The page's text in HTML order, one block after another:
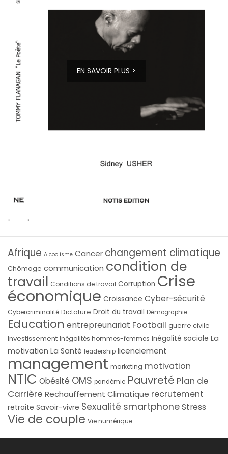
EN SAVOIR PLUS >
Afrique Alcoolisme Cancer changement climatique
Chômage communication condition de
travail Conditions de travail Corruption Crise
économique Croissance Cyber-sécurité
Cybercriminalité Dictature Droit du travail Démographie
Education entrepreunariat Football guerre civile
Investissement Inégalités hommes-femmes Inégalité sociale La
motivation La Santé leadership licenciement
management marketing motivation
NTIC Obésité OMS pandémie Pauvreté Plan de
Carrière Rechauffement Climatique recrutement
retraite Savoir-vivre Sexualité smartphoneStress
Vie de couple Vie numérique